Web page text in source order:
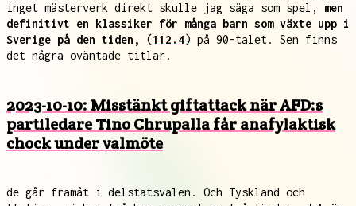
inget mästerverk direkt skulle jag säga som spel, men
definitivt en klassiker för många barn som växte upp i
Sverige på den tiden,
(112.4) på 90-talet. Sen finns
det några oväntade titlar.
2023-10-10: Misstänkt giftattack när AFD:s
partiledare Tino Chrupalla får anafylaktisk
chock under valmöte
de går framåt i delstatsvalen. Och Tyskland och